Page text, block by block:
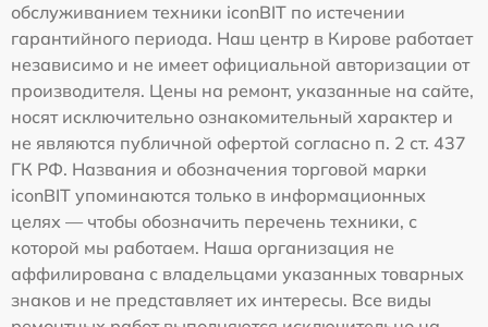
обслуживанием техники iconBIT по истечении
гарантийного периода. Наш центр в Кирове работает
независимо и не имеет официальной авторизации от
производителя. Цены на ремонт, указанные на сайте,
носят исключительно ознакомительный характер и
не являются публичной офертой согласно п. 2 ст. 437
ГК РФ. Названия и обозначения торговой марки
iconBIT упоминаются только в информационных
целях — чтобы обозначить перечень техники, с
которой мы работаем. Наша организация не
аффилирована с владельцами указанных товарных
знаков и не представляет их интересы. Все виды